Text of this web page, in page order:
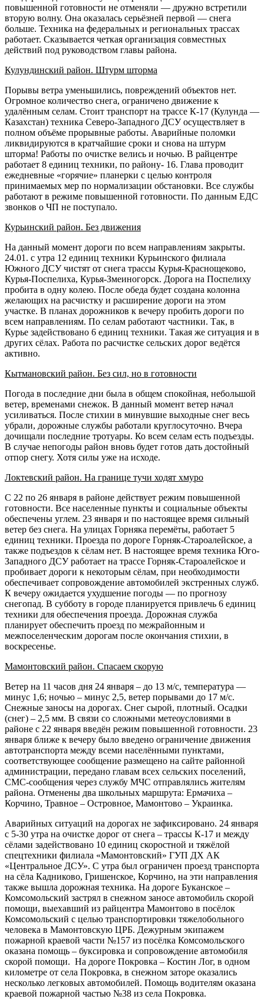
повышенной готовности не отменяли — дружно встретили
вторую волну. Она оказалась серьёзней первой — снега
больше. Техника на федеральных и региональных трассах
работает. Сказывается четкая организация совместных
действий под руководством главы района.
Кулундинский район. Штурм шторма
Порывы ветра уменьшились, повреждений объектов нет.
Огромное количество снега, ограничено движение к
удалённым селам. Стоит транспорт на трассе К-17 (Кулунда —
Казахстан) техника Северо-Западного ДСУ осуществляет в
полном объёме прорывные работы. Аварийные поломки
ликвидируются в кратчайшие сроки и снова на штурм
шторма! Работы по очистке велись и ночью. В райцентре
работает 8 единиц техники, по району- 16. Глава проводит
ежедневные «горячие» планерки с целью контроля
принимаемых мер по нормализации обстановки. Все службы
работают в режиме повышенной готовности. По данным ЕДС
звонков о ЧП не поступало.
Курьинский район. Без движения
На данный момент дороги по всем направлениям закрыты.
24.01. с утра 12 единиц техники Курьинского филиала
Южного ДСУ чистят от снега трассы Курья-Краснощеково,
Курья-Поспелиха, Курья-Змеиногорск. Дорога на Поспелиху
пробита в одну колею. После обеда будет создана колонна
желающих на расчистку и расширение дороги на этом
участке. В планах дорожников к вечеру пробить дороги по
всем направлениям. По селам работают частники. Так, в
Курье задействовано 6 единиц техники. Такая же ситуация и в
других сёлах. Работа по расчистке сельских дорог ведётся
активно.
Кытмановский район. Без сил, но в готовности
Погода в последние дни была в общем спокойная, небольшой
ветер, временами снежок. В данный момент ветер начал
усиливаться. После стихии в минувшие выходные снег весь
убрали, дорожные службы работали круглосуточно. Вчера
дочищали последние тротуары. Ко всем селам есть подъезды.
В случае непогоды район вновь будет готов дать достойный
отпор снегу. Хотя силы уже на исходе.
Локтевский район. На границе тучи ходят хмуро
С 22 по 26 января в районе действует режим повышенной
готовности. Все населенные пункты и социальные объекты
обеспечены углем. 23 января и по настоящее время сильный
ветер без снега. На улицах Горняка перемёты, работает 5
единиц техники. Проезда по дороге Горняк-Староалейское, а
также подъездов к сёлам нет. В настоящее время техника Юго-
Западного ДСУ работает на трассе Горняк-Староалейское и
пробивает дороги к некоторым сёлам, при необходимости
обеспечивает сопровождение автомобилей экстренных служб.
К вечеру ожидается ухудшение погоды — по прогнозу
снегопад. В субботу в городе планируется привлечь 6 единиц
техники для обеспечения проезда. Дорожная служба
планирует обеспечить проезд по межрайонным и
межпоселенческим дорогам после окончания стихии, в
воскресенье.
Мамонтовский район. Спасаем скорую
Ветер на 11 часов дня 24 января – до 13 м/с, температура —
минус 1,6; ночью – минус 2,5, ветер порывами до 17 м/с.
Снежные заносы на дорогах. Снег сырой, плотный. Осадки
(снег) – 2,5 мм. В связи со сложными метеоусловиями в
районе с 22 января введён режим повышенной готовности. 23
января ближе к вечеру было введено ограничение движения
автотранспорта между всеми населёнными пунктами,
соответствующее сообщение размещено на сайте районной
администрации, передано главам всех сельских поселений,
СМС-сообщения через службу МЧС отправлялись жителям
района. Отменены два школьных маршрута: Ермачиха –
Корчино, Травное – Островное, Мамонтово – Украинка.
Аварийных ситуаций на дорогах не зафиксировано. 24 января
с 5-30 утра на очистке дорог от снега – трассы К-17 и между
сёлами задействовано 10 единиц скоростной и тяжёлой
спецтехники филиала «Мамонтовский» ГУП ДХ АК
«Центральное ДСУ». С утра был ограничен проезд транспорта
на сёла Кадниково, Гришенское, Корчино, на эти направления
также вышла дорожная техника. На дороге Буканское –
Комсомольский застрял в снежном заносе автомобиль скорой
помощи, выехавший из райцентра Мамонтово в посёлок
Комсомольский с целью транспортировки тяжелобольного
человека в Мамонтовскую ЦРБ. Дежурным экипажем
пожарной краевой части №157 из посёлка Комсомольского
оказана помощь – буксировка и сопровождение автомобиля
скорой помощи. На дороге Покровка – Костин Лог, в одном
километре от села Покровка, в снежном заторе оказались
несколько легковых автомобилей. Помощь водителям оказана
краевой пожарной частью №38 из села Покровка.